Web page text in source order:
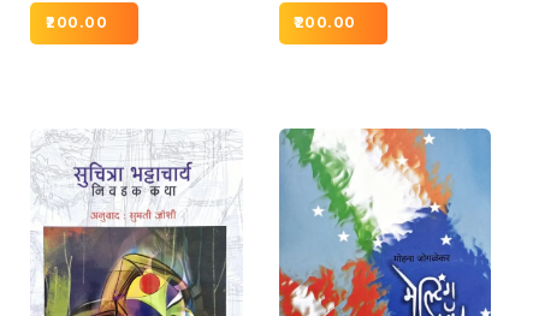
200.00 200.00